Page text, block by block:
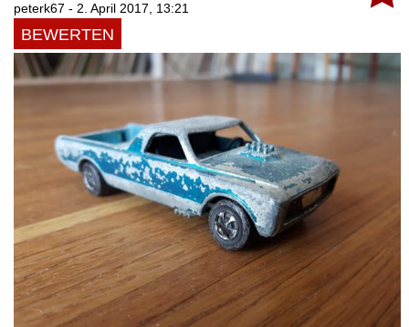
peterk67 - 2. April 2017, 13:21
BEWERTEN